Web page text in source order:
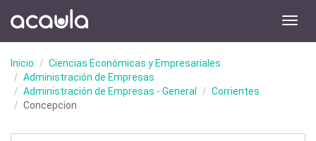
Inicio
Ciencias Económicas y Empresariales
Administración de Empresas
Administración de Empresas - General
Corrientes
Concepcion